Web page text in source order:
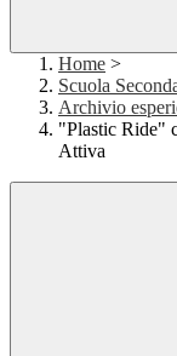
Home >
Scuola
Archivio
"Plastic Ride"
Attiva